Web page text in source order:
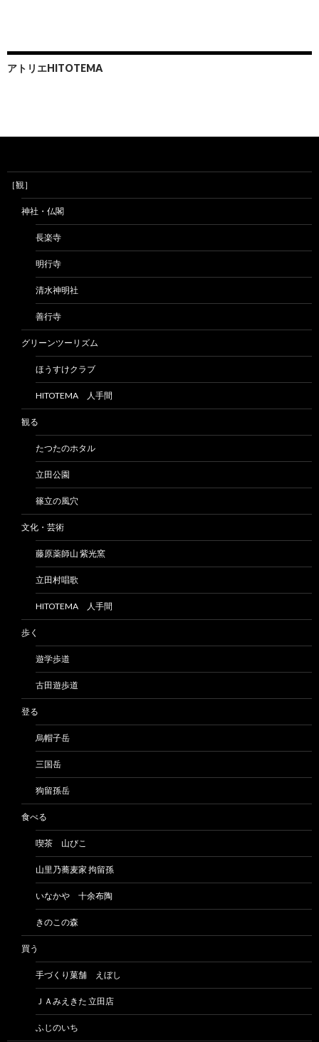
アトリエHITOTEMA
［観］
神社・仏閣
長楽寺
明行寺
清水神明社
善行寺
グリーンツーリズム
ほうすけクラブ
HITOTEMA 人手間
観る
たつたのホタル
立田公園
篠立の風穴
文化・芸術
藤原薬師山 紫光窯
立田村唱歌
HITOTEMA 人手間
歩く
遊学歩道
古田遊歩道
登る
烏帽子岳
三国岳
狗留孫岳
食べる
喫茶 山びこ
山里乃蕎麦家 拘留孫
いなかや 十余布陶
きのこの森
買う
手づくり菓舗 えぼし
ＪＡみえきた 立田店
ふじのいち